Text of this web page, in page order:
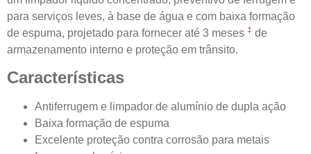
para serviços leves, à base de água e com baixa formação
de espuma, projetado para fornecer até 3 meses ‡ de
armazenamento interno e proteção em trânsito.
Características
Antiferrugem e limpador de alumínio de dupla ação
Baixa formação de espuma
Excelente proteção contra corrosão para metais